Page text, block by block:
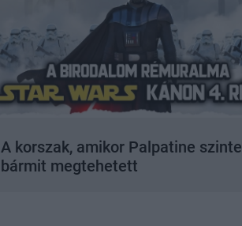
A korszak, amikor Palpatine szinte
bármit megtehetett